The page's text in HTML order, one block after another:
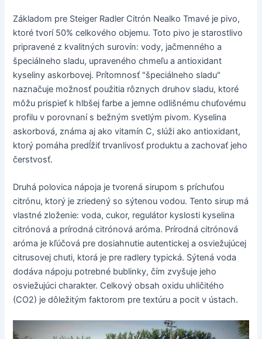
Základom pre Steiger Radler Citrón Nealko Tmavé je pivo,
ktoré tvorí 50% celkového objemu. Toto pivo je starostlivo
pripravené z kvalitných surovín: vody, jačmenného a
špeciálneho sladu, upraveného chmeľu a antioxidant
kyseliny askorbovej. Prítomnosť "špeciálneho sladu"
naznačuje možnosť použitia rôznych druhov sladu, ktoré
môžu prispieť k hlbšej farbe a jemne odlišnému chuťovému
profilu v porovnaní s bežným svetlým pivom. Kyselina
askorbová, známa aj ako vitamín C, slúži ako antioxidant,
ktorý pomáha predĺžiť trvanlivosť produktu a zachovať jeho
čerstvosť.
Druhá polovica nápoja je tvorená sirupom s príchuťou
citrónu, ktorý je zriedený so sýtenou vodou. Tento sirup má
vlastné zloženie: voda, cukor, regulátor kyslosti kyselina
citrónová a prírodná citrónová aróma. Prírodná citrónová
aróma je kľúčová pre dosiahnutie autentickej a osviežujúcej
citrusovej chuti, ktorá je pre radlery typická. Sýtená voda
dodáva nápoju potrebné bublinky, čím zvyšuje jeho
osviežujúci charakter. Celkový obsah oxidu uhličitého
(CO2) je dôležitým faktorom pre textúru a pocit v ústach.